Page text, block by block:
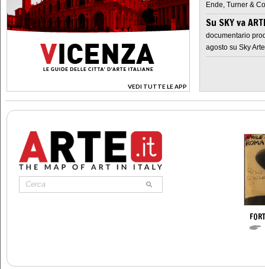
VEDI TUTTE LE APP
>
Ende, Turner &
Su SKY va
documentario
agosto su Sky Arte